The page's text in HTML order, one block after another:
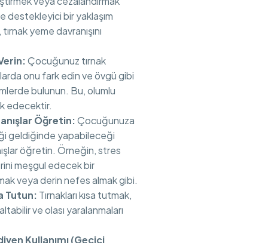
destekleyici bir yaklaşım
yeme davranışını
Çocuğunuz tırnak
onu fark edin ve övgü gibi
bulunun. Bu, olumlu
edecektir.
Öğretin:Çocuğunuza
geldiğinde yapabileceği
öğretin. Örneğin, stres
meşgul edecek bir
veya derin nefes almak gibi.
Tutun: Tırnakları kısa tutmak,
ve olası yaralanmaları
Kullanımı (Geçici